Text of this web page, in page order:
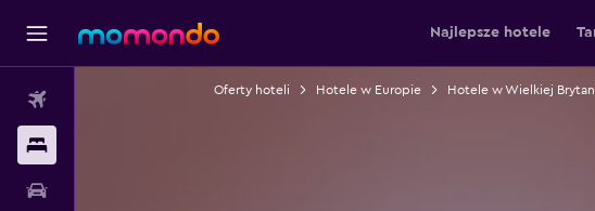
Najlepsze hotele
Oferty hoteli Hotele w Europie Hotele w Wielkiej